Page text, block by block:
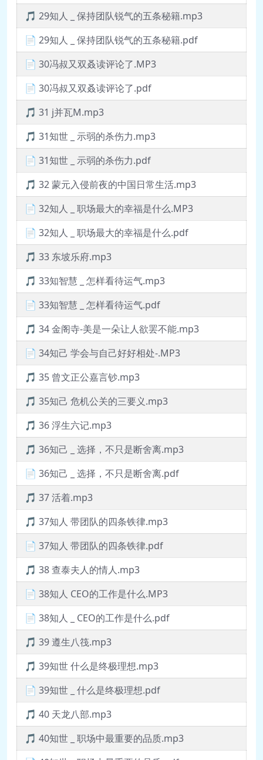
🎵 29知人 _ 保持团队锐气的五条秘籍.mp3
📄 29知人 _ 保持团队锐气的五条秘籍.pdf
📄 30冯叔又双叒读评论了.MP3
📄 30冯叔又双叒读评论了.pdf
🎵 31 j并瓦M.mp3
🎵 31知世 _ 示弱的杀伤力.mp3
📄 31知世 _ 示弱的杀伤力.pdf
🎵 32 蒙元入侵前夜的中国日常生活.mp3
📄 32知人 _ 职场最大的幸福是什么.MP3
📄 32知人 _ 职场最大的幸福是什么.pdf
🎵 33 东坡乐府.mp3
🎵 33知智慧 _ 怎样看待运气.mp3
📄 33知智慧 _ 怎样看待运气.pdf
🎵 34 金阁寺-美是一朵让人欲罢不能.mp3
📄 34知己 学会与自己好好相处-.MP3
🎵 35 曾文正公嘉言钞.mp3
🎵 35知己 危机公关的三要义.mp3
🎵 36 浮生六记.mp3
🎵 36知己 _ 选择，不只是断舍离.mp3
📄 36知己 _ 选择，不只是断舍离.pdf
🎵 37 活着.mp3
🎵 37知人 带团队的四条铁律.mp3
📄 37知人 带团队的四条铁律.pdf
🎵 38 查泰夫人的情人.mp3
📄 38知人 CEO的工作是什么.MP3
📄 38知人 _ CEO的工作是什么.pdf
🎵 39 遵生八筏.mp3
🎵 39知世 什么是终极理想.mp3
📄 39知世 _ 什么是终极理想.pdf
🎵 40 天龙八部.mp3
🎵 40知世 _ 职场中最重要的品质.mp3